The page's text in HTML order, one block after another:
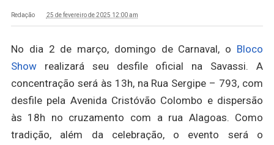
Redação 25 de fevereiro de 2025 12:00 am
No dia 2 de março, domingo de Carnaval, o Bloco
Showrealizará seu desfile oficial na Savassi. A
concentração será às 13h, na Rua Sergipe – 793, com
desfile pela Avenida Cristóvão Colombo e dispersão
às 18h no cruzamento com a rua Alagoas. Como
tradição, além da celebração, o evento será o